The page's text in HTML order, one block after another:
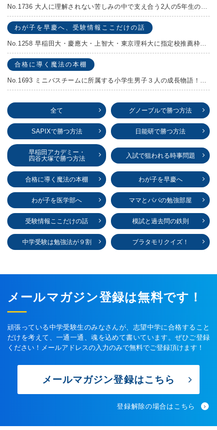
No.1736 大人に理解されない苦しみの中で支え合う2人の5年生の成長物語！『夏の迷子』村上しいこ
わが子を早慶へ、受験情報ここだけの話
No.1258 早稲田大・慶應大・上智大・東京理科大に指定校推薦枠がある学校
合格に導く魔法の本棚
No.1693 ミニバスチームに所属する小学生男子３人の成長物語！『ポジション！』高田由紀子 予想問題付き！
全て グノーブルで勝つ方法
SAPIXで勝つ方法 日能研で勝つ方法
早稲田アカデミー・
四谷大塚で勝つ方法
入試で狙われる時事問題
合格に導く魔法の本棚 わが子を早慶へ
わが子を医学部へ ママとパパの勉強部屋
受験情報ここだけの話 模試と過去問の鉄則
中学受験は勉強法が９割 ブラタモリクイズ！
メールマガジン登録は無料です！
頑張っている中学受験生のみなさんが、志望中学に合格すること
だけを考えて、一通一通、魂を込めて書いています。ぜひご登録
ください！メールアドレスの入力のみで無料でご登録頂けます！
メールマガジン登録はこちら
登録解除の場合はこちら